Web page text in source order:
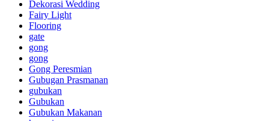
Dekorasi Wedding
Fairy Light
Flooring
gate
gong
gong
Gong Peresmian
Gubugan Prasmanan
gubukan
Gubukan
Gubukan Makanan